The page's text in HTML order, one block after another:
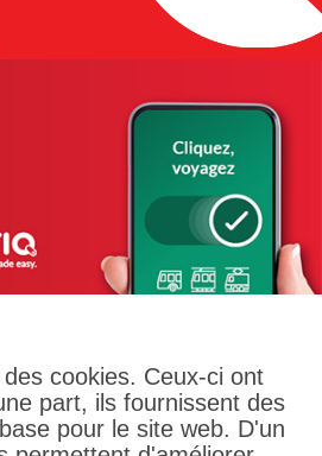
cookies. Ceux-ci ont
part, ils fournissent des
pour le site web. D'un